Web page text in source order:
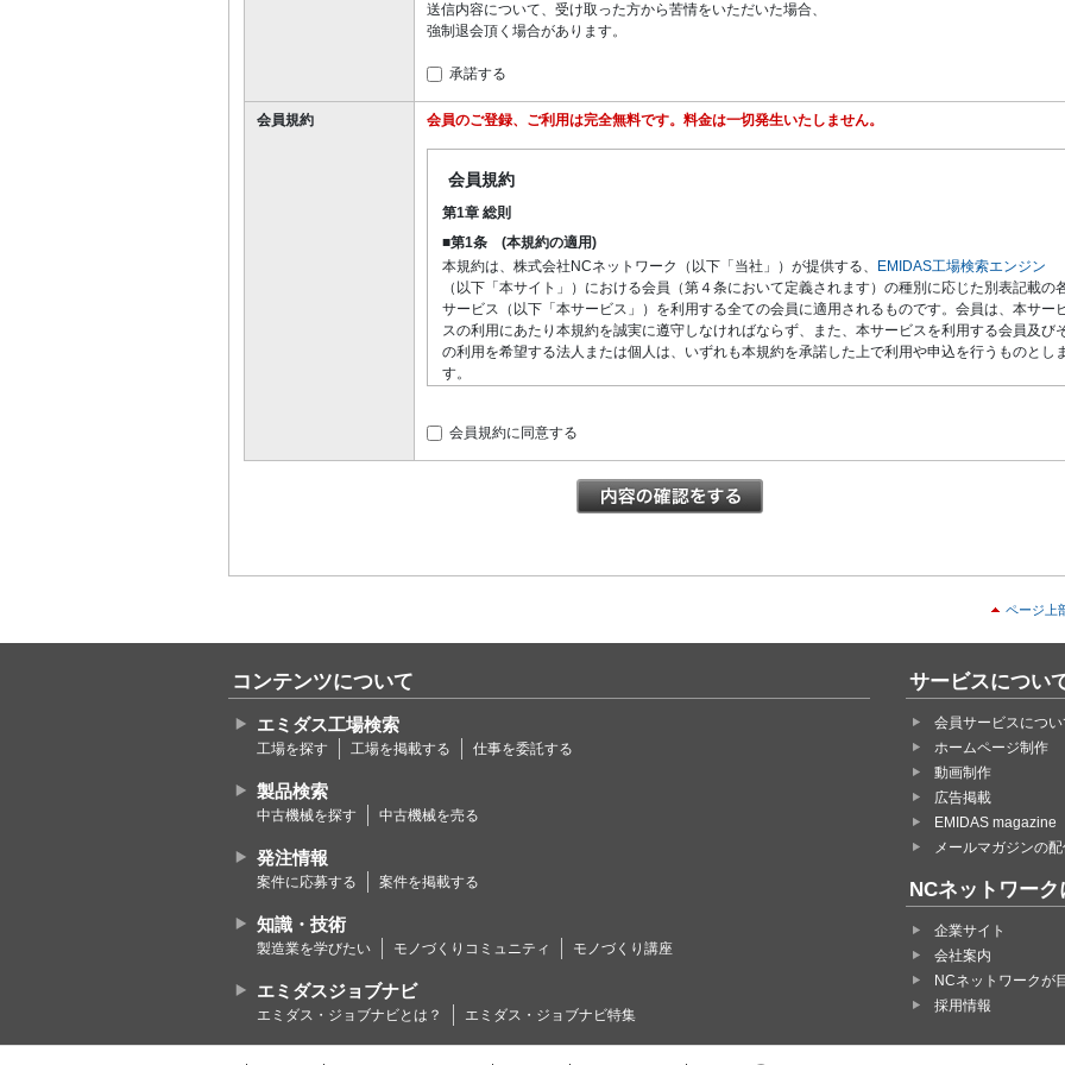
送信内容について、受け取った方から苦情をいただいた場合、
強制退会頂く場合があります。
承諾する
会員規約 会員のご登録、ご利用は完全無料です。料金は一切発生いたしません。
会員規約
第1章 総則
■第1条 (本規約の適用)
本規約は、株式会社NCネットワーク（以下「当社」）が提供する、
EMIDAS工場検索エンジン
（以下「本サイト」）における会員（第４条において定義されます）の種別に応じた別表記載の
サービス（以下「本サービス」）を利用する全ての会員に適用されるものです。会員は、本サー
スの利用にあたり本規約を誠実に遵守しなければならず、また、本サービスを利用する会員及び
の利用を希望する法人または個人は、いずれも本規約を承諾した上で利用や申込を行うものとしま
す。
当社は、状況の変化その他の相当の事由があると認められる場合において、本規約の変更が会
は、本規約を変更する場合、原則として、本規約を変更する旨、変更内容及び効力発生時期を
本サイトで通知または公表する方法により会員に周知し、会員が本規約の変更後に本サービス
本サービスは、会員の氏名もしくは会社名または会社情報等を登録し、当社がインターネッ
会員は、本規約のほか当社が必要に応じて定める規約・規則にしたがって契約した内容に沿
当社は、本サービスのほか、本サービスの利用に関して、その他のサービスを紹介する場合が
あります。また、当社は、そうしたサービスの利用を希望する会員に関する情報を当該サービ
スの提供者に対し開示する場合がありますが、かかるサービスの提供や情報の開示について当
「会員」とは、本サービスの利用に関して本規約が適用されるものであり、以下の各号のすべて
満たしたうえで本規約を承諾して当社所定の方法にて登録の申込みをしたもののうち、当社がこれ
を承認し、本サービスに関する契約（以下「本契約」）が成立した法人または個人をいいます。
当社の定める分類の業種を専ら営業活動の範囲としていること
反社会的団体（暴力及び過激行動団体）に関与されていないこと
■第5条 (契約の申込)
本サービスの利用を希望する法人または個人は、以下の各号に同意の上、当社所定の方法により
会員規約に同意する
ページ上
コンテンツについて
エミダス工場検索
工場を探す 工場を掲載する 仕事を委託する
製品検索
中古機械を探す 中古機械を売る
発注情報
案件に応募する 案件を掲載する
知識・技術
製造業を学びたい モノづくりコミュニティ モノづくり講座
エミダスジョブナビ
エミダス・ジョブナビとは？ エミダス・ジョブナビ特集
サービスについ
会員サービスについ
ホームページ制作
動画制作
広告掲載
EMIDAS magazine
メールマガジンの
NCネットワーク
企業サイト
会社案内
NCネットワークが
採用情報